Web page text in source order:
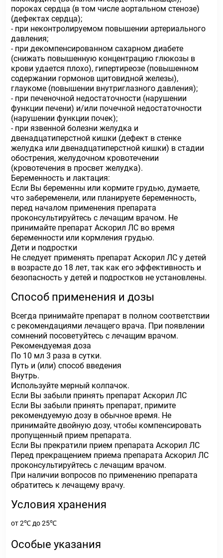
пороках сердца (в том числе аортальном стенозе)
(дефектах сердца);
- при неконтролируемом повышении артериального
давления;
- при декомпенсированном сахарном диабете
(снижать повышенную концентрацию глюкозы в
крови удается плохо), гипертиреозе (повышенном
содержании гормонов щитовидной железы),
глаукоме (повышении внутриглазного давления);
- при печеночной недостаточности (нарушении
функции печени) и/или почечной недостаточности
(нарушении функции почек);
- при язвенной болезни желудка и
двенадцатиперстной кишки (дефект в стенке
желудка или двенадцатиперстной кишки) в стадии
обострения, желудочном кровотечении
(кровотечения в просвет желудка).
Беременность и лактация:
Если Вы беременны или кормите грудью, думаете,
что забеременели, или планируете беременность,
перед началом применения препарата
проконсультируйтесь с лечащим врачом. Не
принимайте препарат Аскорил ЛС во время
беременности или кормления грудью.
Дети и подростки
Не следует применять препарат Аскорил ЛС у детей
в возрасте до 18 лет, так как его эффективность и
безопасность у детей и подростков не установлены.
Способ применения и дозы
Всегда принимайте препарат в полном соответствии
с рекомендациями лечащего врача. При появлении
сомнений посоветуйтесь с лечащим врачом.
Рекомендуемая доза
По 10 мл 3 раза в сутки.
Путь и (или) способ введения
Внутрь.
Используйте мерный колпачок.
Если Вы забыли принять препарат Аскорил ЛС
Если Вы забыли принять препарат, примите
рекомендуемую дозу в обычное время. Не
принимайте двойную дозу, чтобы компенсировать
пропущенный прием препарата.
Если Вы прекратили прием препарата Аскорил ЛС
Перед прекращением приема препарата Аскорил ЛС
проконсультируйтесь с лечащим врачом.
При наличии вопросов по применению препарата
обратитесь к лечащему врачу.
Условия хранения
от 2℃ до 25℃
Особые указания